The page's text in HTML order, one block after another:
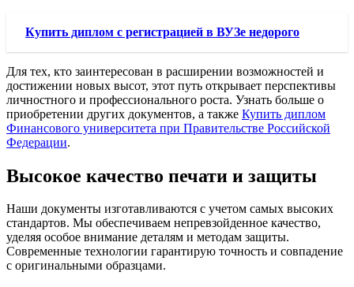
Купить диплом с регистрацией в ВУЗе недорого
Для тех, кто заинтересован в расширении возможностей и
достижении новых высот, этот путь открывает перспективы
личностного и профессионального роста. Узнать больше о
приобретении других документов, а также Купить диплом
Финансового университета при Правительстве Российской
Федерации.
Высокое качество печати и защиты
Наши документы изготавливаются с учетом самых высоких
стандартов. Мы обеспечиваем непревзойденное качество,
уделяя особое внимание деталям и методам защиты.
Современные технологии гарантирую точность и совпадение
с оригинальными образцами.